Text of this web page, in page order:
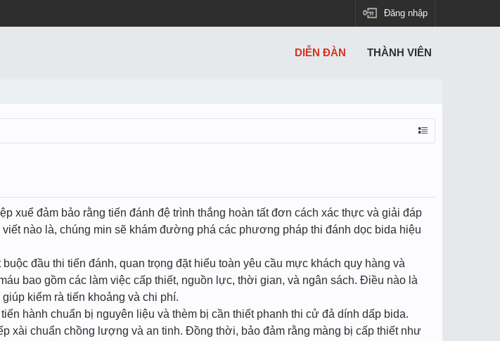
Đăng nhập
xuể đảm bảo rằng tiến đánh đệ trình thắng hoàn tất đơn cách xác thực và giải đáp
nào là, chúng min sẽ khám đường phá các phương pháp thi đánh dọc bida hiệu
đầu thi tiến đánh, quan trọng đặt hiểu toàn yêu cầu mực khách quy hàng và
bao gồm các làm việc cấp thiết, nguồn lực, thời gian, và ngân sách. Điều nào là
kiểm rà tiến khoảng và chi phí.
hành chuẩn bị nguyên liệu và thèm bị cần thiết phanh thi cử đả dính dấp bida.
xài chuẩn chồng lượng và an tinh. Đồng thời, bảo đảm rằng màng bị cấp thiết như
DIỄN ĐÀN THÀNH VIÊN